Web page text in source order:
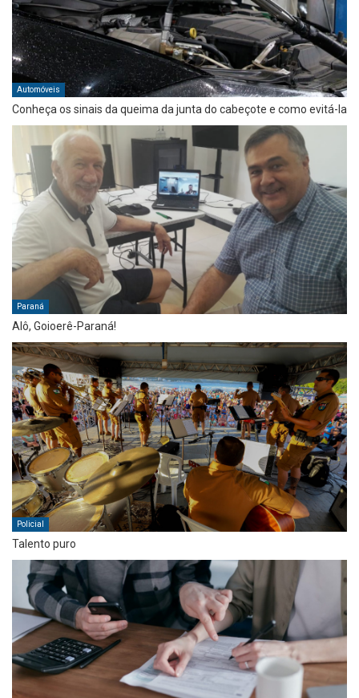
Automóveis
Conheça os sinais da queima da junta do cabeçote e como evitá-la
Paraná
Alô, Goioerê-Paraná!
Policial
Talento puro